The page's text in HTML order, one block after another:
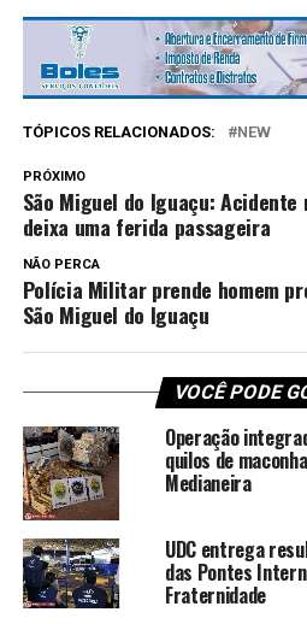
TÓPICOS RELACIONADOS: NEW
PRÓXIMO
São Miguel do Iguaçu: Acidente
deixa uma ferida passageira
NÃO PERCA
Polícia Militar prende homem
São Miguel do Iguaçu
VOCÊ PODE
Operação
quilos de
Medianeira
UDC entrega
das Pontes
Fraternidade